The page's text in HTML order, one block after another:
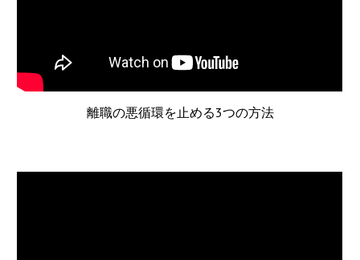
離職の悪循環を止める3つの方法